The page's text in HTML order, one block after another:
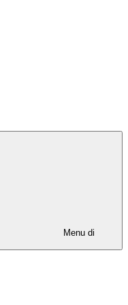
Menu di